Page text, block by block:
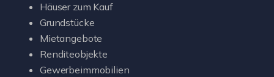
Häuser zum Kauf
Grundstücke
Mietangebote
Renditeobjekte
Gewerbeimmobilien